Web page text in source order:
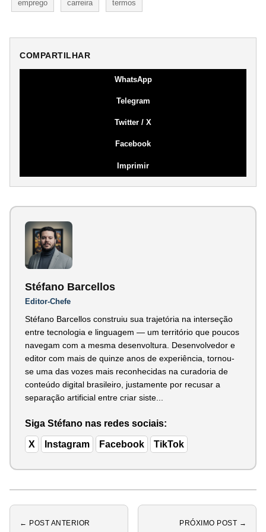
emprego carreira termos
COMPARTILHAR
WhatsApp
Telegram
Twitter / X
Facebook
Imprimir
Stéfano Barcellos
Editor-Chefe
Stéfano Barcellos construiu sua trajetória na interseção
entre tecnologia e linguagem — um território que poucos
navegam com a mesma desenvoltura. Desenvolvedor e
editor com mais de quinze anos de experiência, tornou-
se uma das vozes mais reconhecidas na curadoria de
conteúdo digital brasileiro, justamente por recusar a
separação artificial entre criar siste...
Siga Stéfano nas redes sociais:
X Instagram Facebook TikTok
← POST ANTERIOR PRÓXIMO POST →